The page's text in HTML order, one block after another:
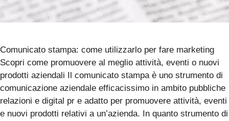
Comunicato stampa: come utilizzarlo per fare marketing
Scopri come promuovere al meglio attività, eventi o nuovi
prodotti aziendali Il comunicato stampa è uno strumento di
comunicazione aziendale efficacissimo in ambito pubbliche
relazioni e digital pr e adatto per promuovere attività, eventi
e nuovi prodotti relativi a un’azienda. In quanto strumento di